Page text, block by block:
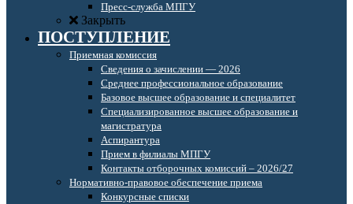
Пресс-служба МПГУ
Закрыть
ПОСТУПЛЕНИЕ
Приемная комиссия
Сведения о зачислении — 2026
Среднее профессиональное образование
Базовое высшее образование и специалитет
Специализированное высшее образование и
магистратура
Аспирантура
Прием в филиалы МПГУ
Контакты отборочных комиссий – 2026/27
Нормативно-правовое обеспечение приема
Конкурсные списки